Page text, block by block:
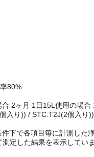
80%
2ヶ月 1日15L使用の場合
入り)) / STC.T2J(2個入り))
下で各項目毎に計測した
定した結果を表示してい